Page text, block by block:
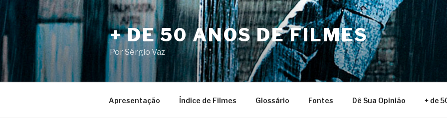
para
o
conteúdo
+ DE 50 ANOS DE FILMES
Por Sérgio Vaz
Apresentação Índice de Filmes Glossário Fontes Dê Sua Opinião + de